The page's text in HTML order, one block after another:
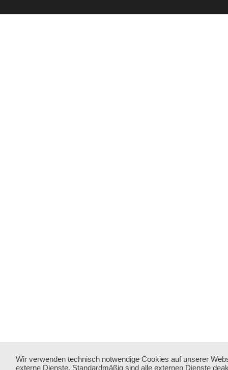
Wir verwenden technisch notwendige Cookies auf unserer
externe Dienste. Standardmäßig sind alle externen Dienste